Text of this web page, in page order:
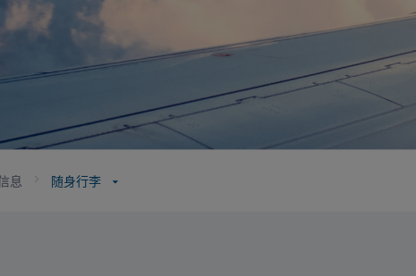
息 随身行李